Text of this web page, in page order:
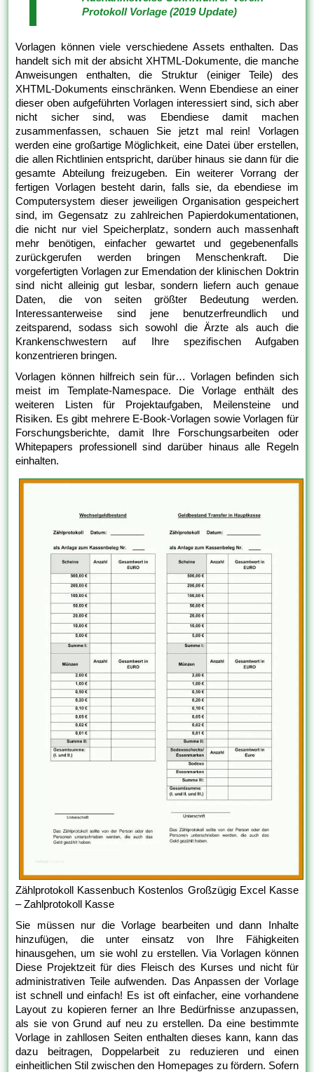
Protokoll Vorlage (2019 Update)
Vorlagen können viele verschiedene Assets enthalten. Das
handelt sich mit der absicht XHTML-Dokumente, die manche
Anweisungen enthalten, die Struktur (einiger Teile) des
XHTML-Dokuments einschränken. Wenn Ebendiese an einer
dieser oben aufgeführten Vorlagen interessiert sind, sich aber
nicht sicher sind, was Ebendiese damit machen
zusammenfassen, schauen Sie jetzt mal rein! Vorlagen
werden eine großartige Möglichkeit, eine Datei über erstellen,
die allen Richtlinien entspricht, darüber hinaus sie dann für die
gesamte Abteilung freizugeben. Ein weiterer Vorrang der
fertigen Vorlagen besteht darin, falls sie, da ebendiese im
Computersystem dieser jeweiligen Organisation gespeichert
sind, im Gegensatz zu zahlreichen Papierdokumentationen,
die nicht nur viel Speicherplatz, sondern auch massenhaft
mehr benötigen, einfacher gewartet und gegebenenfalls
zurückgerufen werden bringen Menschenkraft. Die
vorgefertigten Vorlagen zur Emendation der klinischen Doktrin
sind nicht alleinig gut lesbar, sondern liefern auch genaue
Daten, die von seiten größter Bedeutung werden.
Interessanterweise sind jene benutzerfreundlich und
zeitsparend, sodass sich sowohl die Ärzte als auch die
Krankenschwestern auf Ihre spezifischen Aufgaben
konzentrieren bringen.
Vorlagen können hilfreich sein für… Vorlagen befinden sich
meist im Template-Namespace. Die Vorlage enthält des
weiteren Listen für Projektaufgaben, Meilensteine und
Risiken. Es gibt mehrere E-Book-Vorlagen sowie Vorlagen für
Forschungsberichte, damit Ihre Forschungsarbeiten oder
Whitepapers professionell sind darüber hinaus alle Regeln
einhalten.
Zählprotokoll Kassenbuch Kostenlos Großzügig Excel Kasse
– Zahlprotokoll Kasse
Sie müssen nur die Vorlage bearbeiten und dann Inhalte
hinzufügen, die unter einsatz von Ihre Fähigkeiten
hinausgehen, um sie wohl zu erstellen. Via Vorlagen können
Diese Projektzeit für dies Fleisch des Kurses und nicht für
administrativen Teile aufwenden. Das Anpassen der Vorlage
ist schnell und einfach! Es ist oft einfacher, eine vorhandene
Layout zu kopieren ferner an Ihre Bedürfnisse anzupassen,
als sie von Grund auf neu zu erstellen. Da eine bestimmte
Vorlage in zahllosen Seiten enthalten dieses kann, kann das
dazu beitragen, Doppelarbeit zu reduzieren und einen
einheitlichen Stil zwischen den Homepages zu fördern. Sofern